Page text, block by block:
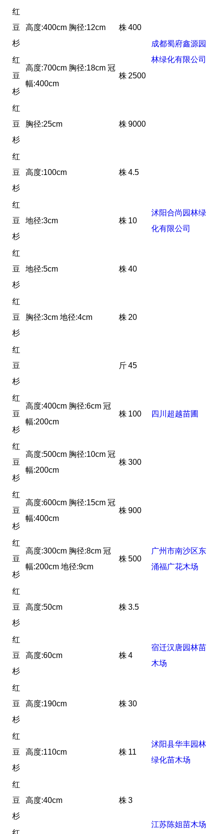
成都蜀府鑫源园
林绿化有限公司
红
豆
杉
高度:400cm 胸径:12cm 株400
红
豆
杉
高度:700cm 胸径:18cm 冠
幅:400cm
株 2500
红
豆
杉
胸径:25cm 株9000
红
豆
杉
高度:100cm 株4.5
沭阳合尚园林绿
化有限公司
红
豆
杉
地径:3cm 株 10
红
豆
杉
地径:5cm 株40
红
豆
杉
胸径:3cm 地径:4cm 株 20
四川超越苗圃
红
豆
杉
斤45
红
豆
杉
高度:400cm 胸径:6cm 冠
幅:200cm
株 100
红
豆
杉
高度:500cm 胸径:10cm 冠
幅:200cm
株300
红
豆
杉
高度:600cm 胸径:15cm 冠
幅:400cm
株900
红
豆
杉
高度:300cm 胸径:8cm 冠
幅:200cm 地径:9cm
株500
广州市南沙区东
涌福广花木场
红
豆
杉
高度:50cm 株3.5
宿迁汉唐园林苗
木场
红
豆
杉
高度:60cm 株4
红
豆
杉
高度:190cm 株30
红
豆
杉
高度:110cm 株 11
沭阳县华丰园林
绿化苗木场
红
豆
杉
高度:40cm 株3
江苏陈姐苗木场